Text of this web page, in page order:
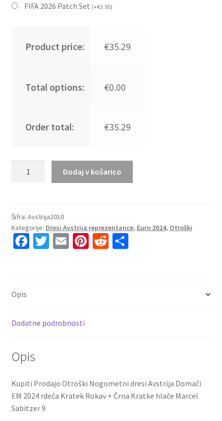
FIFA 2026 Patch Set (+€3.95)
Product price: €35.29
Total options: €0.00
Order total: €35.29
dresi
Avstrija
Domači
Kratek
Črna
hlače
Marcel
9
količina
Dodaj v košarico
Šifra: Avstrija2010
Kategorije: Dresi Avstrija reprezentance, Euro 2024, Otroški
Fa
k
T E Pi R S
Opis
Dodatne podrobnosti
Opis
Kupiti Prodajo Otroški Nogometni dresi Avstrija Domači
EM 2024 rdeča Kratek Rokav + Črna Kratke hlače Marcel
Sabitzer 9